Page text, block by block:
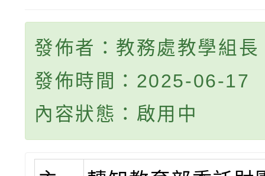
發佈者：教務處教學組長
發佈時間：2025-06-17
內容狀態：啟用中